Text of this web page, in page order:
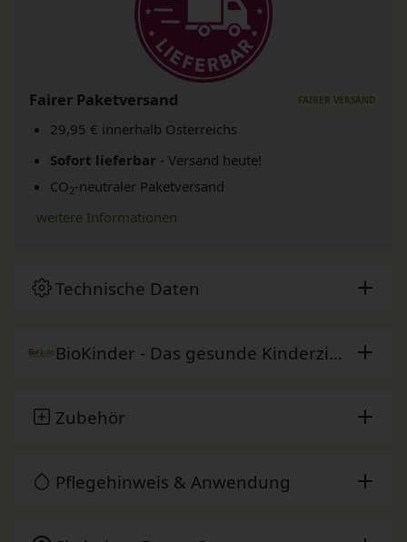
Fairer Paketversand
29,95 € innerhalb Österreichs
Sofort lieferbar - Versand heute!
CO2-neutraler Paketversand
weitere Informationen
Technische Daten
BioKinder - Das gesunde Kinderzimmer
Zubehör
Pflegehinweis & Anwendung